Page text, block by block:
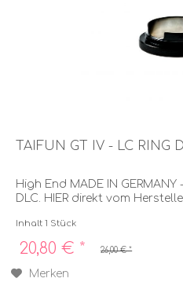
TAIFUN GT IV - LC RING
High End MADE IN
DLC. HIER direkt vom
Inhalt1 Stück
20,80 € * 26,00 € *
Merken